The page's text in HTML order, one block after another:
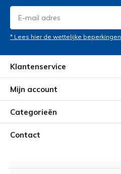
* Lees hier de wettelijke beperkingen
Klantenservice
Mijn account
Categorieën
Contact